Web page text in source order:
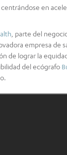
en
, parte del
empresa
de lograr la
del ecógrafo